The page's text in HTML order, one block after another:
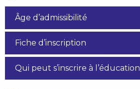
Âge d’admissibilité
Fiche d’inscription
Qui peut s’inscrire à